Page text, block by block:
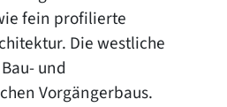
fein profilierte
Die westliche
und
Vorgängerbaus.